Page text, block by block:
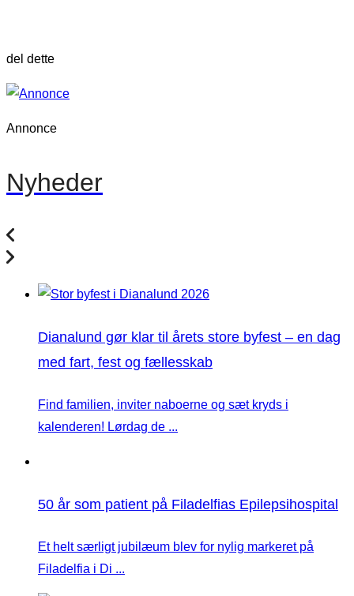
del dette
Annonce
Nyheder
Dianalund gør klar til årets store byfest – en dag
med fart, fest og fællesskab
Find familien, inviter naboerne og sæt kryds i
kalenderen! Lørdag de ...
50 år som patient på Filadelfias Epilepsihospital
Et helt særligt jubilæum blev for nylig markeret på
Filadelfia i Di ...